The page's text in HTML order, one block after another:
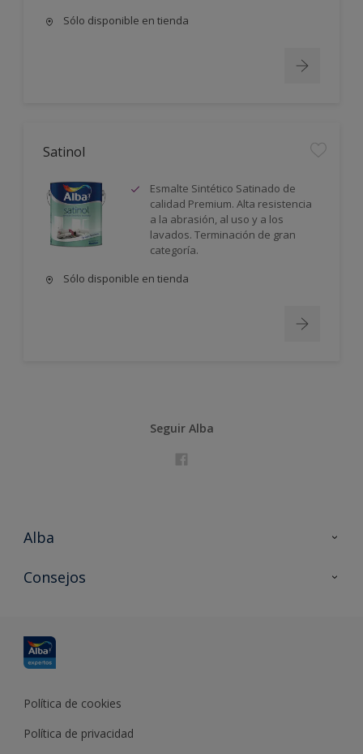
Sólo disponible en tienda
Satinol
Esmalte Sintético Satinado de
calidad Premium. Alta resistencia
a la abrasión, al uso y a los
lavados. Terminación de gran
categoría.
Sólo disponible en tienda
Seguir Alba
Alba
Contacta con nosotros
Consejos
Política de cookies
Política de privacidad